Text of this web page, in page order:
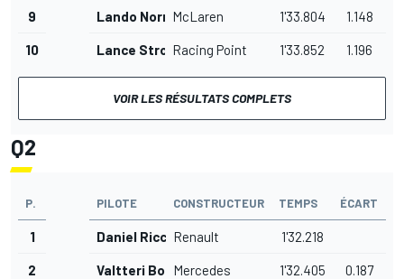
9 Lando NorrisMcLaren 1'33.804 1.148
10 Lance StrollRacing Point 1'33.852 1.196
VOIR LES RÉSULTATS COMPLETS
Q2
P. PILOTE CONSTRUCTEUR TEMPS ÉCART
1 Daniel Ricciardo
Renault 1'32.218
2 Valtteri BottasMercedes 1'32.405 0.187